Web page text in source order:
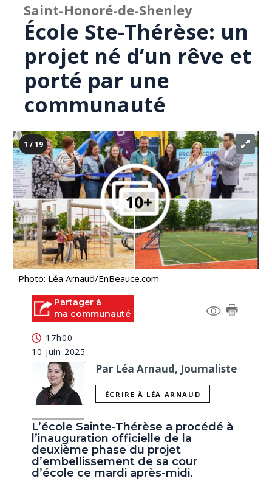
Saint-Honoré-de-Shenley
École Ste-Thérèse: un
projet né d’un rêve et
porté par une
communauté
1 / 19
Photo: Léa Arnaud/EnBeauce.com
Partager à
ma communauté
17h00
10 juin 2025
Par Léa Arnaud, Journaliste
ÉCRIRE À LÉA ARNAUD
L’école Sainte-Thérèse a procédé à
l’inauguration officielle de la
deuxième phase du projet
d’embellissement de sa cour
d’école ce mardi après-midi.